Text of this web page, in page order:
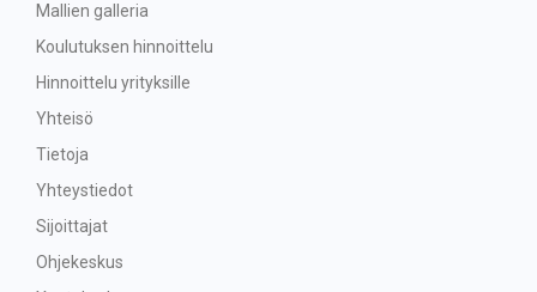
Mallien galleria
Koulutuksen hinnoittelu
Hinnoittelu yrityksille
Yhteisö
Tietoja
Yhteystiedot
Sijoittajat
Ohjekeskus